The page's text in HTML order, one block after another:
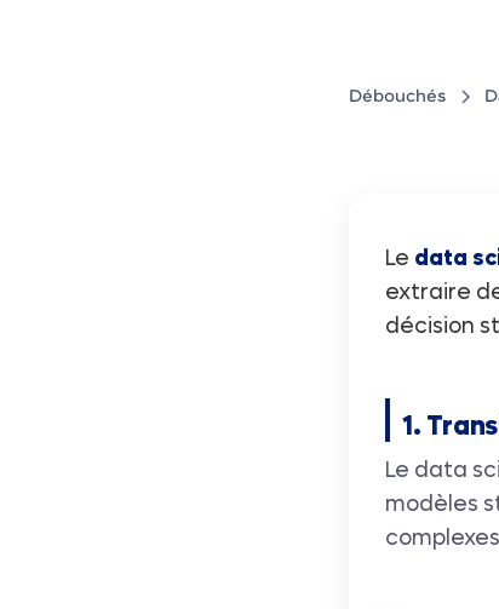
Débouchés
Le data
extraire
décision
1.
Le data
modèles